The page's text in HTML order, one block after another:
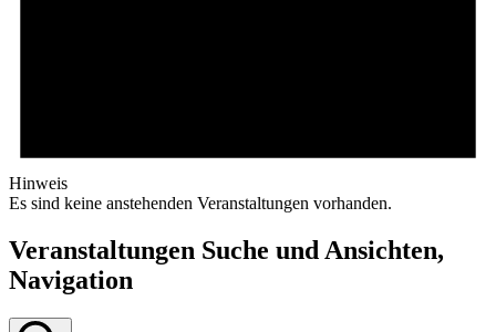
Hinweis
Es sind keine anstehenden Veranstaltungen vorhanden.
Veranstaltungen Suche und Ansichten,
Navigation